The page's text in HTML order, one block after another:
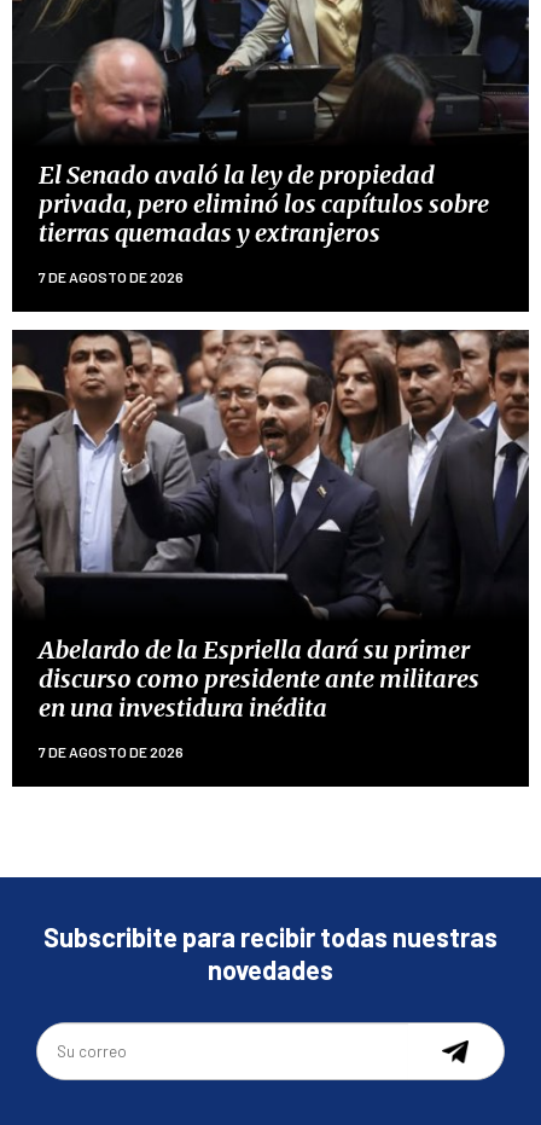
El Senado avaló la ley de propiedad
privada, pero eliminó los capítulos sobre
tierras quemadas y extranjeros
7 DE AGOSTO DE 2026
Abelardo de la Espriella dará su primer
discurso como presidente ante militares
en una investidura inédita
7 DE AGOSTO DE 2026
Subscribite para recibir todas nuestras
novedades